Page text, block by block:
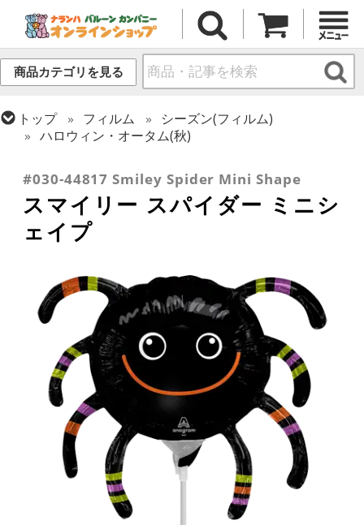
商品カテゴリを見る
トップ フィルム
シーズン(フィルム)
ハロウィン・オータム(秋)
#030-44817 Smiley Spider Mini Shape
スマイリー スパイダー ミニシ
ェイプ